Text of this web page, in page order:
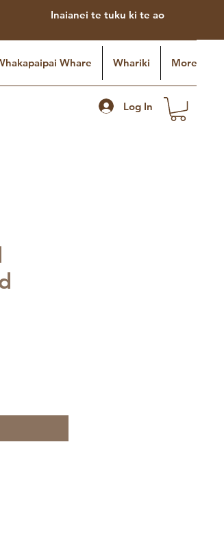
Inaianei te tuku ki te ao
Whare Whariki More
Log In